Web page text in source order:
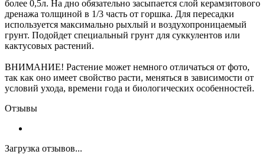
более 0,5л. На дно обязательно засыпается слой керамзитового
дренажа толщиной в 1/3 часть от горшка. Для пересадки
используется максимально рыхлый и воздухопроницаемый
грунт. Подойдет специальный грунт для суккулентов или
кактусовых растений.
ВНИМАНИЕ! Растение может немного отличаться от фото,
так как оно имеет свойство расти, меняться в зависимости от
условий ухода, времени года и биологических особенностей.
Отзывы
Загрузка отзывов...